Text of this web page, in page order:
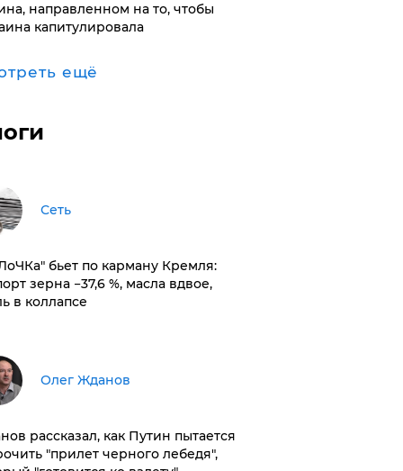
направленном на то, чтобы
капитулировала
ещё
Сеть
бьет по карману Кремля:
зерна −37,6 %, масла вдвое,
в коллапсе
Олег Жданов
рассказал, как Путин пытается
"прилет черного лебедя",